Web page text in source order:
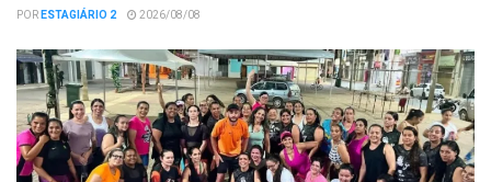
PORESTAGIÁRIO 2 2026/08/08